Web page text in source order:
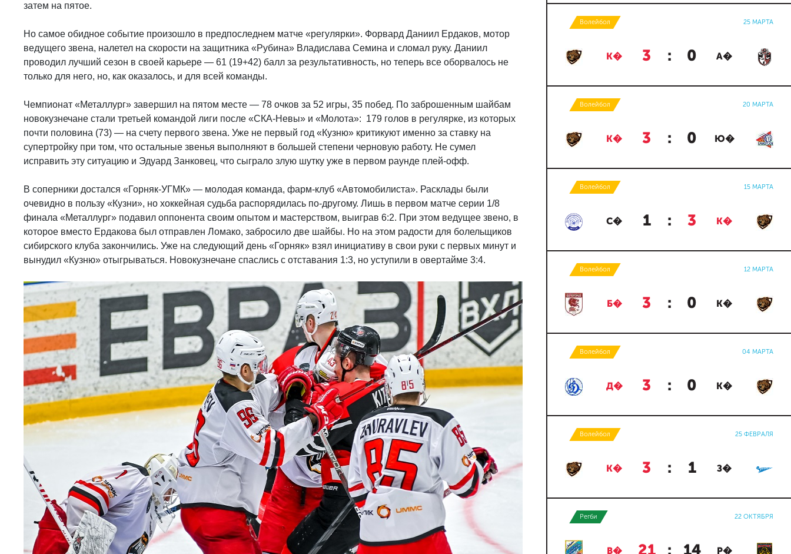
затем на пятое.
Но самое обидное событие произошло в предпоследнем матче «регулярки». Форвард Даниил Ердаков, мотор
ведущего звена, налетел на скорости на защитника «Рубина» Владислава Семина и сломал руку. Даниил
проводил лучший сезон в своей карьере — 61 (19+42) балл за результативность, но теперь все оборвалось не
только для него, но, как оказалось, и для всей команды.
Чемпионат «Металлург» завершил на пятом месте — 78 очков за 52 игры, 35 побед. По заброшенным шайбам
новокузнечане стали третьей командой лиги после «СКА-Невы» и «Молота»: 179 голов в регулярке, из которых
почти половина (73) — на счету первого звена. Уже не первый год «Кузню» критикуют именно за ставку на
супертройку при том, что остальные звенья выполняют в большей степени черновую работу. Не сумел
исправить эту ситуацию и Эдуард Занковец, что сыграло злую шутку уже в первом раунде плей-офф.
В соперники достался «Горняк-УГМК» — молодая команда, фарм-клуб «Автомобилиста». Расклады были
очевидно в пользу «Кузни», но хоккейная судьба распорядилась по-другому. Лишь в первом матче серии 1/8
финала «Металлург» подавил оппонента своим опытом и мастерством, выиграв 6:2. При этом ведущее звено, в
которое вместо Ердакова был отправлен Ломако, забросило две шайбы. Но на этом радости для болельщиков
сибирского клуба закончились. Уже на следующий день «Горняк» взял инициативу в свои руки с первых минут и
вынудил «Кузню» отыгрываться. Новокузнечане спаслись с отставания 1:3, но уступили в овертайме 3:4.
Волейбол 25 МАРТА
К� 3 : 0 А�
Волейбол 20 МАРТА
К� 3 : 0 Ю�
Волейбол 15 МАРТА
С� 1 : 3 К�
Волейбол 12 МАРТА
Б� 3 : 0 К�
Волейбол 04 МАРТА
Д� 3 : 0 К�
Волейбол 25 ФЕВРАЛЯ
К� 3 : 1 З�
Регби 22 ОКТЯБРЯ
В� 21 : 14 Р�